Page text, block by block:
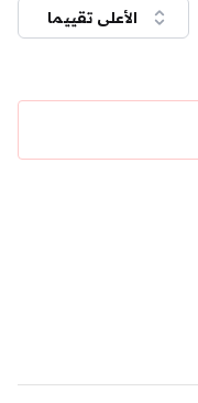
الأعلى تقييما